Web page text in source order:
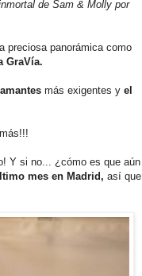
de Sam & Molly por
preciosa panorámica como
GraVía.
más exigentes y el
Y si no... ¿cómo es que aún
mes en Madrid, así que